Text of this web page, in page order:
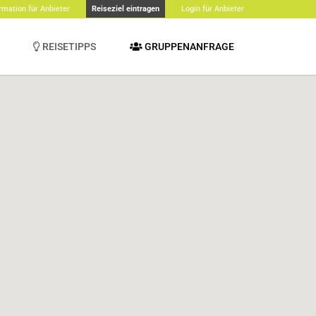
für Anbieter Reiseziel eintragen Login für Anbieter
REISETIPPS GRUPPENANFRAGE